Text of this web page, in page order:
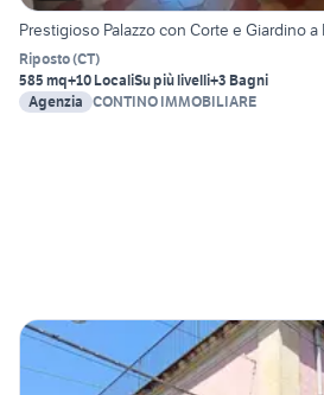
Prestigioso Palazzo con Corte e Giardino
Riposto(CT)
585 mq+10 LocaliSu più livelli+3 Bagni
Agenzia CONTINO IMMOBILIARE